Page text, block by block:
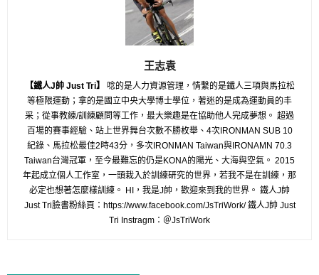
王志袁
【鐵人J帥 Just Tri】
唸的是人力資源管理，情繫的是鐵人三項與馬拉松
等極限運動；拿的是國立中央大學博士學位，著迷的是成為運動員的丰
采；從事教練/訓練顧問等工作，最大樂趣是在協助他人完成夢想。 超過
百場的賽事經驗、站上世界舞台次數不勝枚舉、4次IRONMAN SUB 10
紀錄、馬拉松最佳2時43分，多次IRONMAN Taiwan與IRONAMN 70.3
Taiwan台灣冠軍，至今最難忘的仍是KONA的陽光、大海與空氣。 2015
年起成立個人工作室，一頭栽入於訓練研究的世界，若我不是在訓練，那
必定也想著怎麼樣訓練。 HI，我是J帥，歡迎來到我的世界。 鐵人J帥
Just Tri臉書粉絲頁：https://www.facebook.com/JsTriWork/ 鐵人J帥 Just
Tri Instragm：＠JsTriWork